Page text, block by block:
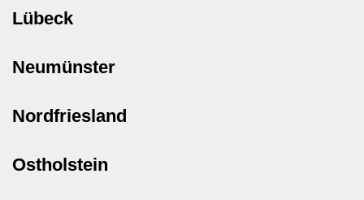
Lübeck
Neumünster
Nordfriesland
Ostholstein